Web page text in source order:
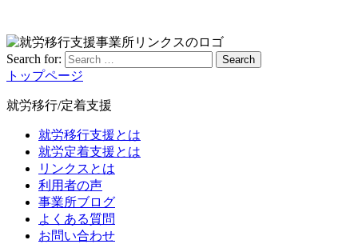
Search for: Search
トップページ
就労移行/定着支援
就労移行支援とは
就労定着支援とは
リンクスとは
利用者の声
事業所ブログ
よくある質問
お問い合わせ